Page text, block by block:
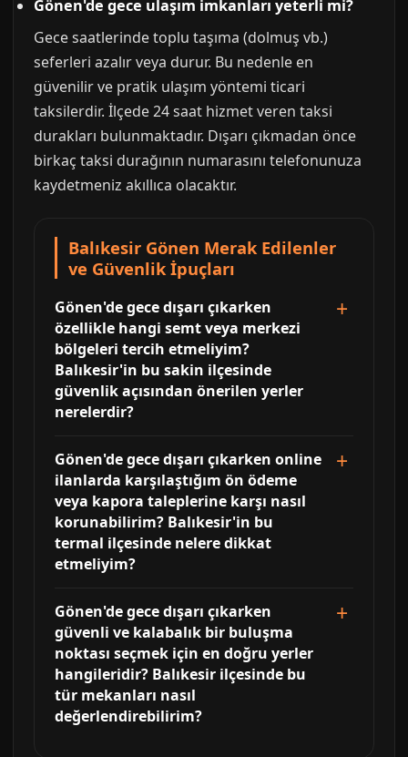
Gönen'de gece ulaşım imkanları yeterli mi?
Gece saatlerinde toplu taşıma (dolmuş vb.)
seferleri azalır veya durur. Bu nedenle en
güvenilir ve pratik ulaşım yöntemi ticari
taksilerdir. İlçede 24 saat hizmet veren taksi
durakları bulunmaktadır. Dışarı çıkmadan önce
birkaç taksi durağının numarasını telefonunuza
kaydetmeniz akıllıca olacaktır.
Balıkesir Gönen Merak Edilenler
ve Güvenlik İpuçları
Gönen'de gece dışarı çıkarken
özellikle hangi semt veya merkezi
bölgeleri tercih etmeliyim?
Balıkesir'in bu sakin ilçesinde
güvenlik açısından önerilen yerler
nerelerdir?
Gönen'de gece dışarı çıkarken online
ilanlarda karşılaştığım ön ödeme
veya kapora taleplerine karşı nasıl
korunabilirim? Balıkesir'in bu
termal ilçesinde nelere dikkat
etmeliyim?
Gönen'de gece dışarı çıkarken
güvenli ve kalabalık bir buluşma
noktası seçmek için en doğru yerler
hangileridir? Balıkesir ilçesinde bu
tür mekanları nasıl
değerlendirebilirim?